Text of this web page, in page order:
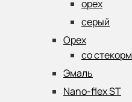
орех
серый
Орех
со стекорм
Эмаль
Nano-flex ST